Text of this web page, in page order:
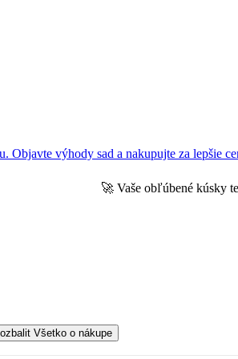
Objavte výhody sad a nakupujte za lepšie
🚀 Vaše obľúbené kúsky
Všetko o nákupe